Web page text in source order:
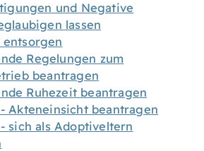
und Negative
lassen
entsorgen
Regelungen zum
beantragen
Ruhezeit beantragen
Akteneinsicht beantragen
sich als Adoptiveltern